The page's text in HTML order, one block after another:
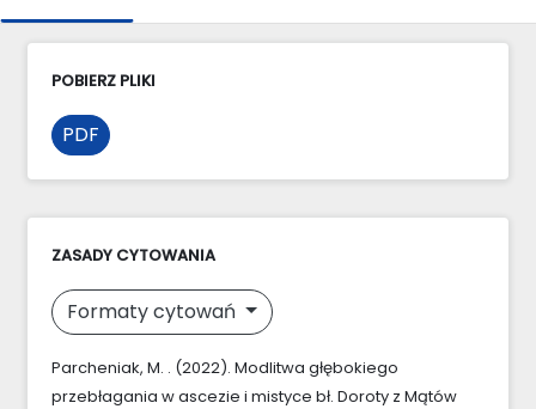
POBIERZ PLIKI
PDF
ZASADY CYTOWANIA
Formaty cytowań
Parcheniak, M. . (2022). Modlitwa głębokiego
przebłagania w ascezie i mistyce bł. Doroty z Mątów